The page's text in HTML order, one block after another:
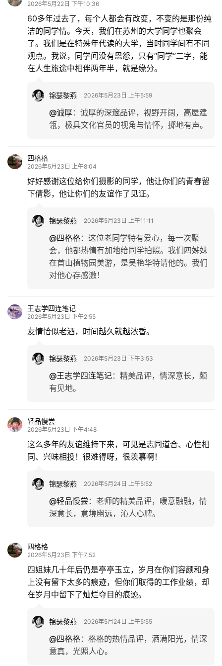
游
多
登录 注册
2026年5月22日 下午10:36
60多年过去了，每个人都会有改变，不变的是那份纯
洁的同学情。今天，我们在苏州的大学同学也聚会
了。我们是在特殊年代读的大学，当时同学间有不同
观点。我说，同学间没有恩怨，只有“同学”二字，能
在人生旅途中相伴两年半，就是缘分。
锦瑟黎燕 2026年5月23日 上午5:59
@诚厚： 诚厚的深邃品评，视野开阔，高屋建
瓴，极具文化官员的视角与情怀，掷地有声。
四格格
2026年5月23日 上午8:04
好好感谢这位给你们摄影的同学，他让你们的青春留
下倩影，他让你们的友谊作了见证。
锦瑟黎燕 2026年5月23日 上午11:11
@四格格： 这位老同学特有爱心，每一次聚
会，他都热情有加地给同学拍照。我们四姊妹
在首山植物园美游，是吴艳华特请他的。我们
对他心存感激！
王志学四连笔记
2026年5月23日 下午2:55
友情恰似老酒，时间越久就越浓香。
锦瑟黎燕 2026年5月23日 下午3:53
@王志学四连笔记： 精美品评，情深意长，颇
有见地。
轻品慢尝
2026年5月23日 下午4:48
这么多年的友谊维持下来，可见是志同道合、心性相
同、兴味相投！很难得呀，很羡慕啊！
锦瑟黎燕 2026年5月24日 上午5:52
@轻品慢尝 ： 老师的精美品评，暖意融融，情
深意长，意境幽远，沁人心脾。
四格格
2026年5月23日 下午7:52
四姐妹几十年后仍是亭亭玉立，岁月在你们容颜和身
上没有留下太多的痕迹，但你们取得的工作业绩，却
在岁月中留下了灿烂夺目的痕迹。
锦瑟黎燕 2026年5月24日 上午5:55
@四格格： 格格的热情品评，洒满阳光，情深
意真，光照人心。